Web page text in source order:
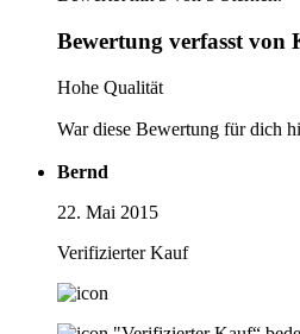
Bewertung verfasst von
Hohe Qualität
War diese Bewertung für dich
Bernd
22. Mai 2015
Verifizierter Kauf